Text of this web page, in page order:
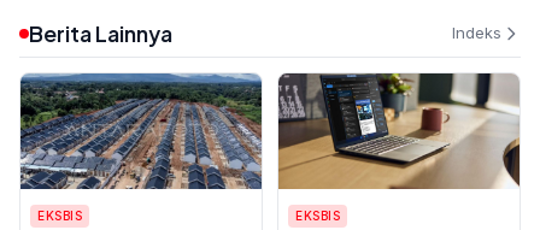
Berita Lainnya Indeks
EKSBIS EKSBIS